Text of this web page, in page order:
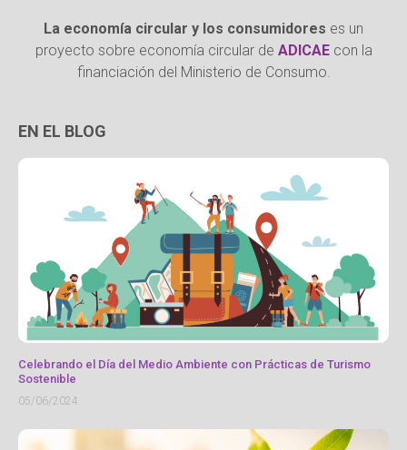
La economía circular y los consumidores es un
proyecto sobre economía circular de ADICAEcon la
financiación del Ministerio de Consumo.
EN EL BLOG
Celebrando el Día del Medio Ambiente con Prácticas de Turismo
Sostenible
05/06/2024